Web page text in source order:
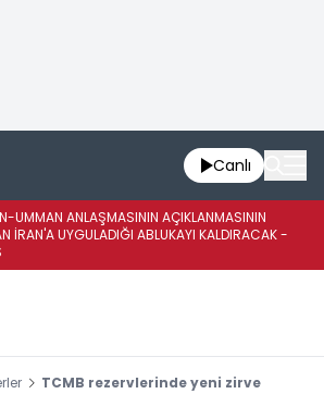
Canlı
UMMAN ANLAŞMASININ AÇIKLANMASININ
İRAN'A UYGULADIĞI ABLUKAYI KALDIRACAK -
TCMB rezervlerinde yeni zirve